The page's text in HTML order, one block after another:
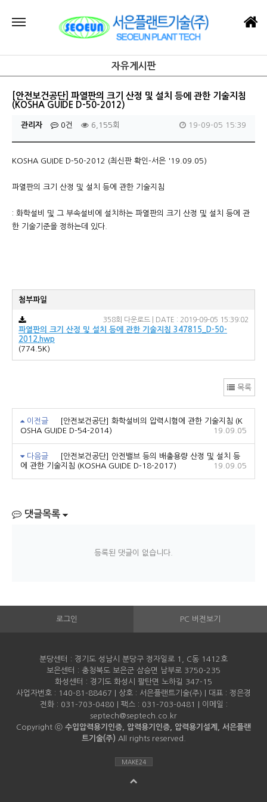
자유게시판
[안전보건공단] 파열판의 크기 산정 및 설치 등에 관한 기술지침
(KOSHA GUIDE D-50-2012)
관리자 0건 6,155회 19-09-05 15:39
KOSHA GUIDE D-50-2012 (최신판 확인-서은 '19.09.05)
파열판의 크기 산정 및 설치 등에 관한 기술지침
: 화학설비 및 그 부속설비에 설치하는 파열판의 크기 산정 및 설치 등에 관
한 기술기준을 정하는데 있다.
첨부파일
파열판의 크기 산정 및 설치 등에 관한 기술지침 347815_D-50-
2012.hwp
(774.5K)
358회 다운로드 | DATE : 2019-09-05 15:39:02
목록
이전글
[안전보건공단] 화학설비의 압력시험에 관한 기술지침 (K
OSHA GUIDE D-54-2014)
19.09.05
다음글
[안전보건공단] 안전밸브 등의 배출용량 산정 및 설치 등
에 관한 기술지침 (KOSHA GUIDE D-18-2017)
19.09.05
댓글목록
등록된 댓글이 없습니다.
로그인 PC 버전보기
분당센터 : 경기도 성남시 분당구 정자일로 1, C동 1412호
보은센터 : 충청북도 보은군 삼승면 남부로 3750-235
화성센터 : 경기도 화성시 팔탄면 노하길 347-15
사업자번호 : 140-81-88467 | 상호 : 서은플랜트기술(주) | 대표 : 정은경
전화 : 031-703-0480 | 팩스 : 031-703-0481 | 이메일 :
septech@septech.co.kr
Copyright ⓒ 수입압력용기인증, 압력용기인증, 압력용기설계, 서은플랜
트기술(주) All rights reserved.
MAKE24